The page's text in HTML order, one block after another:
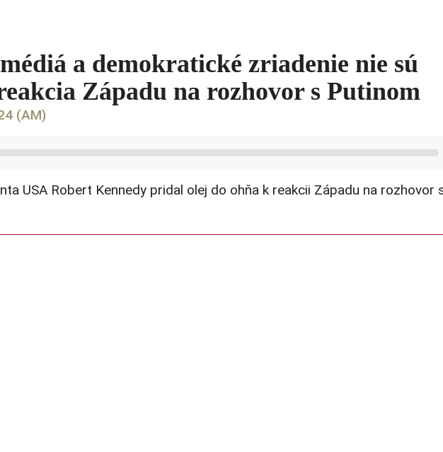
a demokratické zriadenie nie sú
Západu na rozhovor s Putinom
(AM)
USA Robert Kennedy pridal olej do ohňa k reakcii Západu na rozhovor